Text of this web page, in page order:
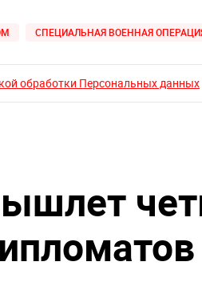
СПЕЦИАЛЬНАЯ ВОЕННАЯ
обработки Персональных данных